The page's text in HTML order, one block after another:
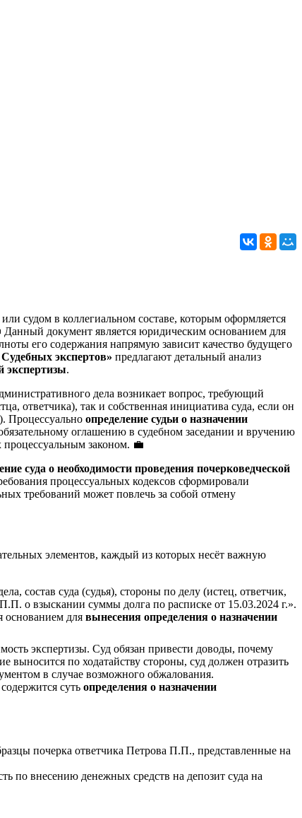
судом в коллегиальном составе, которым оформляется
Данный документ является юридическим основанием для
его содержания напрямую зависит качество будущего
экспертов» предлагают детальный анализ
экспертизы.
дела возникает вопрос, требующий
ответчика), так и собственная инициатива суда, если он
Процессуально определение судьи о назначении
оглашению в судебном заседании и вручению
законом. 💼
суда о необходимости проведения почерковедческой
процессуальных кодексов сформировали
требований может повлечь за собой отмену
элементов, каждый из которых несёт важную
состав суда (судья), стороны по делу (истец, ответчик,
о взыскании суммы долга по расписке от 15.03.2024 г.».
основанием для вынесения определения о назначении
экспертизы. Суд обязан привести доводы, почему
по ходатайству стороны, суд должен отразить
в случае возможного обжалования.
суть определения о назначении
почерка ответчика Петрова П.П., представленные на
по внесению денежных средств на депозит суда на